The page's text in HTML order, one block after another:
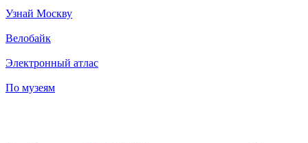
Узнай Москву
Велобайк
Электронный атлас
По музеям